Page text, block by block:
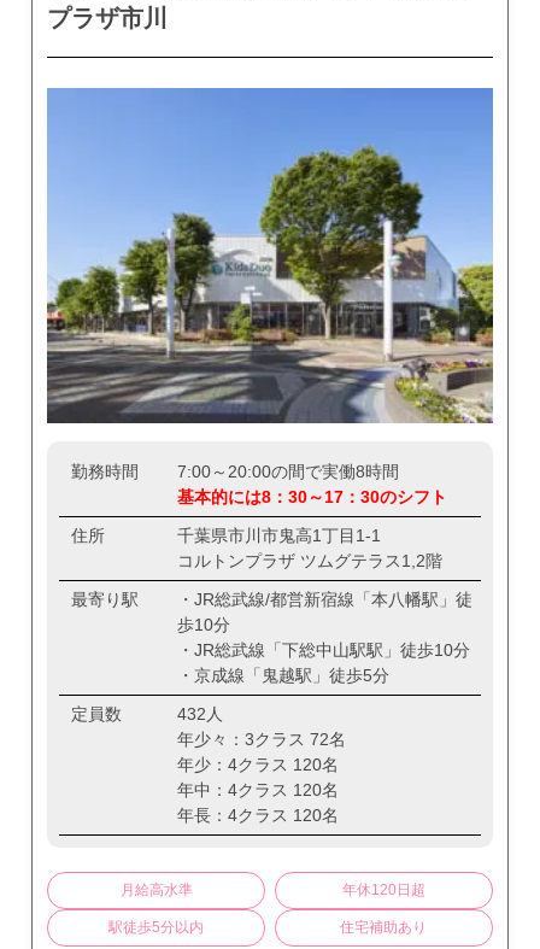
プラザ市川
勤務時間
7:00～20:00の間で実働8時間
基本的には8：30～17：30のシフト
住所
千葉県市川市鬼高1丁目1-1
コルトンプラザ ツムグテラス1,2階
最寄り駅
・JR総武線/都営新宿線「本八幡駅」徒
歩10分
・JR総武線「下総中山駅駅」徒歩10分
・京成線「鬼越駅」徒歩5分
定員数
432人
年少々：3クラス 72名
年少：4クラス 120名
年中：4クラス 120名
年長：4クラス 120名
月給高水準 年休120日超
駅徒歩5分以内 住宅補助あり